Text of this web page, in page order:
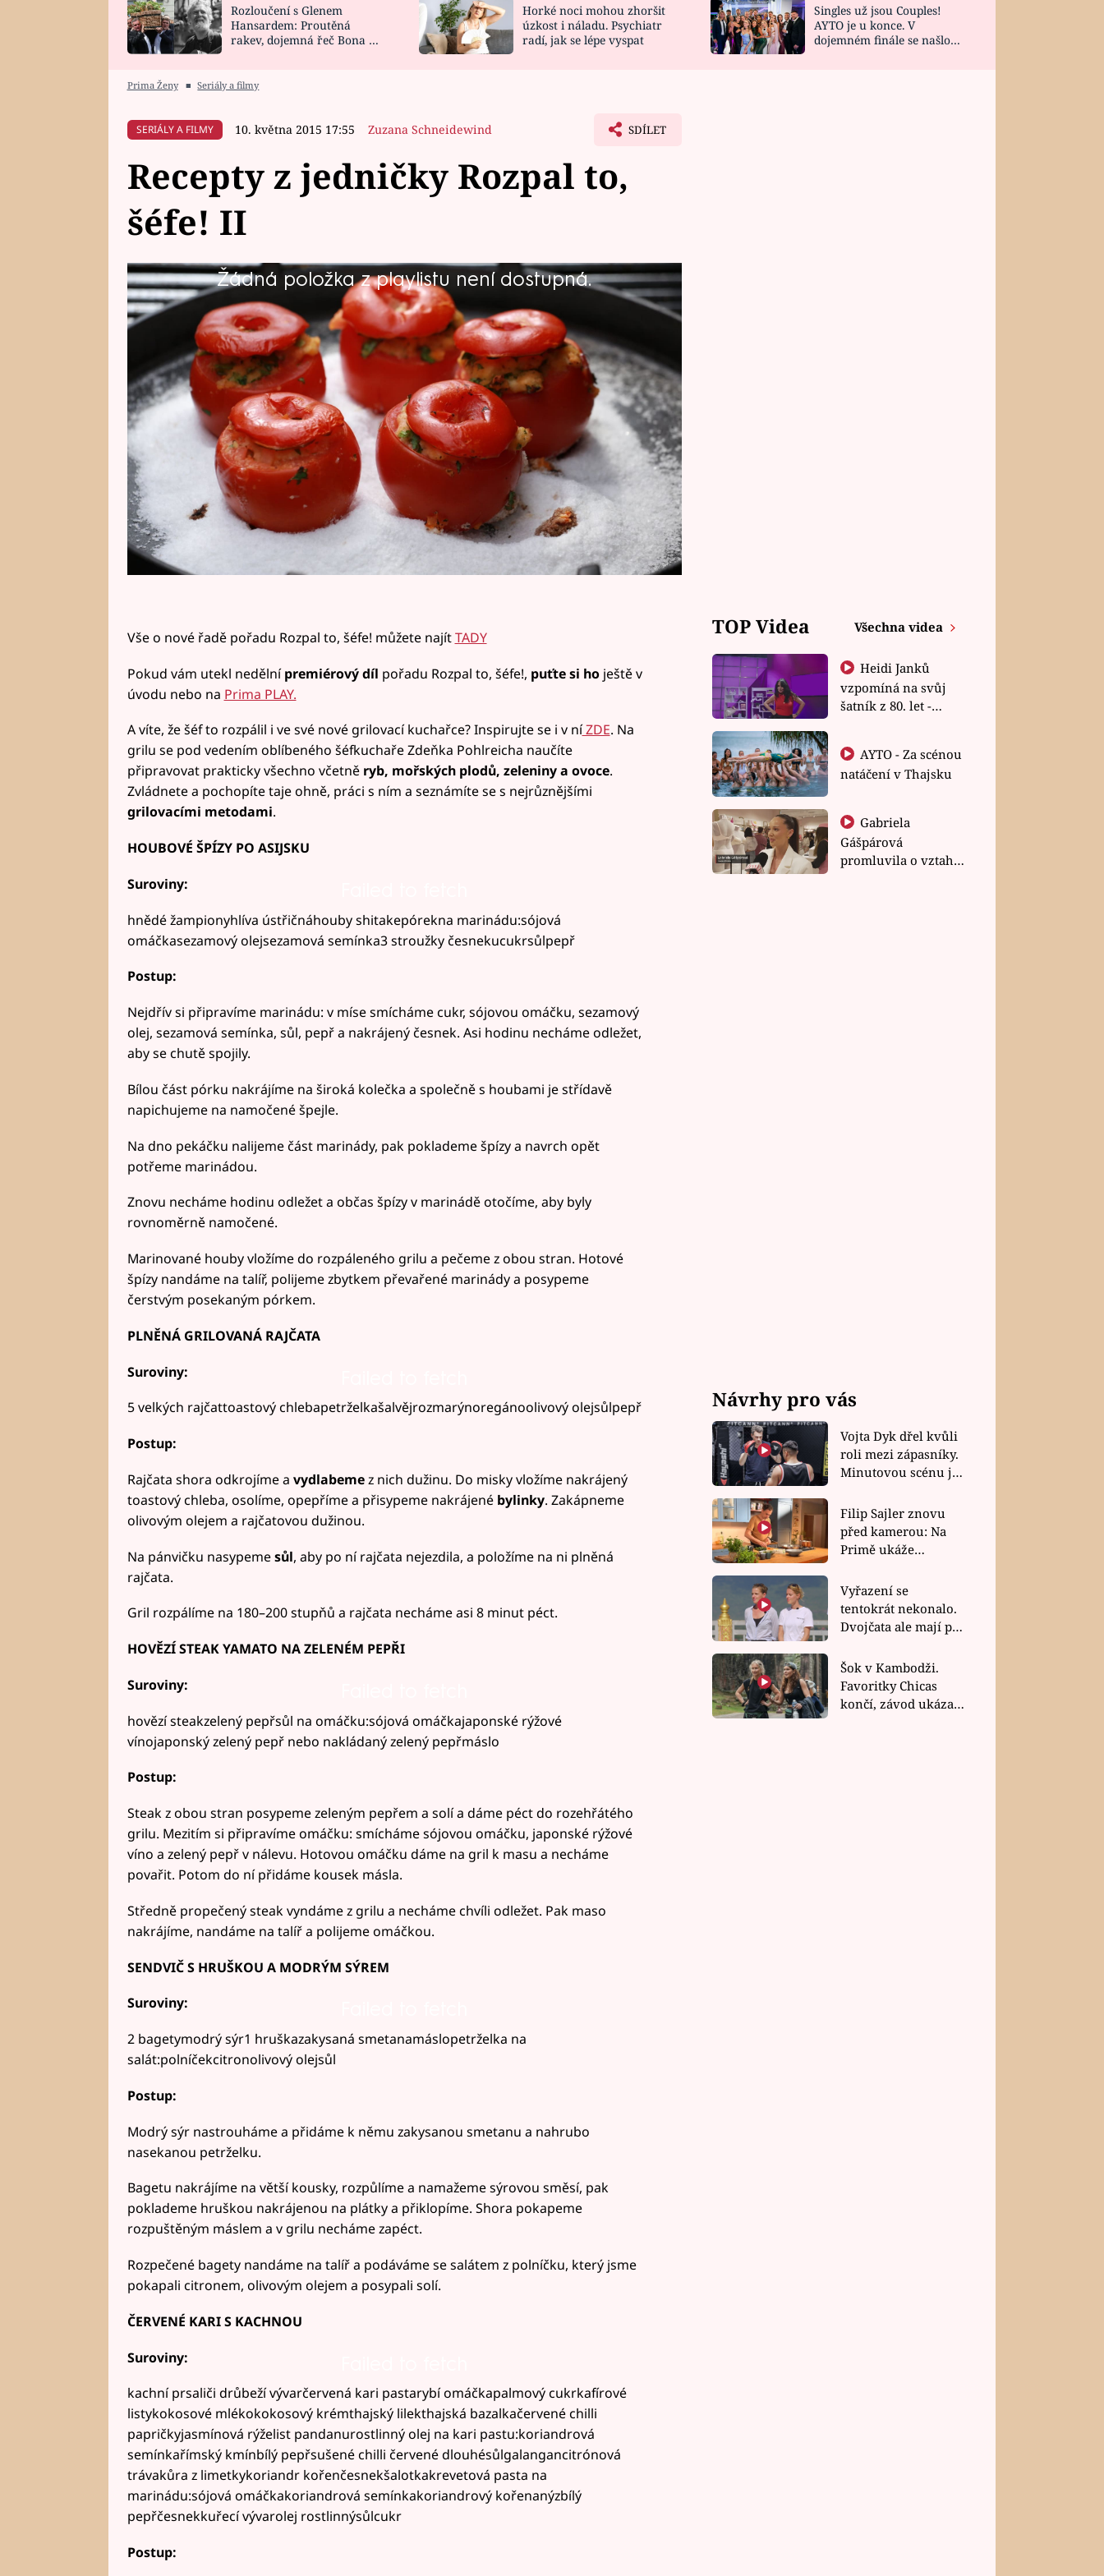
HOROSKOP NA
CELEBRITY
VAŘENÍ
NOVINKY
VIDEORECEPTY
ZAHRADA
DESIGN
Rozloučení s Glenem
Hansardem: Proutěná
rakev, dojemná řeč Bona a
Horké noci mohou zhoršit
úzkost i náladu. Psychiatr
radí, jak se lépe vyspat
Singles už jsou Couples!
AYTO je u konce. V
dojemném finále se našlo
Prima Ženy ■ Seriály a filmy
SERIÁLY A FILMY 10. května 2015 17:55 Zuzana Schneidewind SDÍLET
Recepty z jedničky Rozpal to,
šéfe! II
Žádná položka z playlistu není dostupná.
Také vyzkoušejte na grilu recepty Zdeňka Pohlreicha s vůní Asie.
Určitě se i ve vašem okolí najde několik šikovných pomocníků, kteří
vás u toho nenechají samotné. Dobrou chuť na čerstvém vzduchu!
Vše o nové řadě pořadu Rozpal to, šéfe! můžete najítTADY
Pokud vám utekl nedělnípremiérový díl pořadu Rozpal to, šéfe!, puťte si hoještě v
úvodu nebo na Prima PLAY.
A víte, že šéf to rozpálil i ve své nové grilovací kuchařce? Inspirujte se i v níZDE. Na
grilu se pod vedením oblíbeného šéfkuchaře Zdeňka Pohlreicha naučíte
připravovat prakticky všechno včetně ryb, mořských plodů, zeleniny a ovoce.
Zvládnete a pochopíte taje ohně, práci s ním a seznámíte se s nejrůznějšími
grilovacími metodami.
HOUBOVÉ ŠPÍZY PO ASIJSKU
Suroviny:
hnědé žampionyhlíva ústřičnáhouby shitakepórekna marinádu:sójová
omáčkasezamový olejsezamová semínka3 stroužky česnekucukrsůlpepř
Postup:
Nejdřív si připravíme marinádu: v míse smícháme cukr, sójovou omáčku, sezamový
olej, sezamová semínka, sůl, pepř a nakrájený česnek. Asi hodinu necháme odležet,
aby se chutě spojily.
Bílou část pórku nakrájíme na široká kolečka a společně s houbami je střídavě
napichujeme na namočené špejle.
Na dno pekáčku nalijeme část marinády, pak poklademe špízy a navrch opět
potřeme marinádou.
Znovu necháme hodinu odležet a občas špízy v marinádě otočíme, aby byly
rovnoměrně namočené.
Marinované houby vložíme do rozpáleného grilu a pečeme z obou stran. Hotové
špízy nandáme na talíř, polijeme zbytkem převařené marinády a posypeme
čerstvým posekaným pórkem.
PLNĚNÁ GRILOVANÁ RAJČATA
Suroviny:
5 velkých rajčattoastový chlebapetrželkašalvějrozmarýnoregánoolivový olejsůlpepř
Postup:
Rajčata shora odkrojíme a vydlabemez nich dužinu. Do misky vložíme nakrájený
toastový chleba, osolíme, opepříme a přisypeme nakrájené bylinky. Zakápneme
olivovým olejem a rajčatovou dužinou.
Na pánvičku nasypemesůl, aby po ní rajčata nejezdila, a položíme na ni plněná
rajčata.
Gril rozpálíme na 180–200 stupňů a rajčata necháme asi 8 minut péct.
HOVĚZÍ STEAK YAMATO NA ZELENÉM PEPŘI
Suroviny:
hovězí steakzelený pepřsůl na omáčku:sójová omáčkajaponské rýžové
vínojaponský zelený pepř nebo nakládaný zelený pepřmáslo
Postup:
Steak z obou stran posypeme zeleným pepřem a solí a dáme péct do rozehřátého
grilu. Mezitím si připravíme omáčku: smícháme sójovou omáčku, japonské rýžové
víno a zelený pepř v nálevu. Hotovou omáčku dáme na gril k masu a necháme
povařit. Potom do ní přidáme kousek másla.
Středně propečený steak vyndáme z grilu a necháme chvíli odležet. Pak maso
nakrájíme, nandáme na talíř a polijeme omáčkou.
SENDVIČ S HRUŠKOU A MODRÝM SÝREM
Suroviny:
2 bagetymodrý sýr1 hruškazakysaná smetanamáslopetrželka na
salát:polníčekcitronolivový olejsůl
Postup:
Modrý sýr nastrouháme a přidáme k němu zakysanou smetanu a nahrubo
nasekanou petrželku.
Bagetu nakrájíme na větší kousky, rozpůlíme a namažeme sýrovou směsí, pak
poklademe hruškou nakrájenou na plátky a přiklopíme. Shora pokapeme
rozpuštěným máslem a v grilu necháme zapéct.
Rozpečené bagety nandáme na talíř a podáváme se salátem z polníčku, který jsme
pokapali citronem, olivovým olejem a posypali solí.
ČERVENÉ KARI S KACHNOU
Suroviny:
kachní prsaliči drůbeží vývarčervená kari pastarybí omáčkapalmový cukrkafírové
listykokosové mlékokokosový krémthajský lilekthajská bazalkačervené chilli
papričkyjasmínová rýželist pandanurostlinný olej na kari pastu:koriandrová
semínkařímský kmínbílý pepřsušené chilli červené dlouhésůlgalangancitrónová
trávakůra z limetkykoriandr kořenčesnekšalotkakrevetová pasta na
marinádu:sójová omáčkakoriandrová semínkakoriandrový kořenanýzbílý
pepřčesnekkuřecí vývarolej rostlinnýsůlcukr
Postup:
TOP Videa Všechna videa
Heidi Janků
vzpomíná na svůj
šatník z 80. let -
natáčení v Thajsku
Gabriela
Gášpárová
promluvila o vztahu
Návrhy pro vás
Vojta Dyk dřel kvůli
roli mezi zápasníky.
Minutovou scénu jel
Filip Sajler znovu
před kamerou: Na
Primě ukáže
rychlé recepty
Vyřazení se
tentokrát nekonalo.
Dvojčata ale mají po
závodu nůž na krku
Šok v Kambodži.
Favoritky Chicas
končí, závod ukázal